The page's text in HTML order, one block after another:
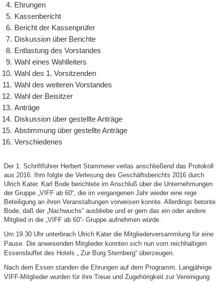
Ehrungen
Kassenbericht
Bericht der Kassenprüfer
Diskussion über Berichte
Entlastung des Vorstandes
Wahl eines Wahlleiters
Wahl des 1. Vorsitzenden
Wahl des weiteren Vorstandes
Wahl der Beisitzer
Anträge
Diskussion über gestellte Anträge
Abstimmung über gestellte Anträge
Verschiedenes
Der 1. Schriftführer Herbert Stammeier verlas anschließend das Protokoll
aus 2016. Ihm folgte die Verlesung des Geschäftsberichts 2016 durch
Ulrich Kater. Karl Bode berichtete im Anschluß über die Unternehmungen
der Gruppe „VIFF ab 60“, die im vergangenen Jahr wieder eine rege
Beteiligung an ihren Veranstaltungen vorweisen konnte. Allerdings betonte
Bode, daß der „Nachwuchs“ ausbliebe und er gern das ein oder andere
Mitglied in die „VIFF ab 60“- Gruppe aufnehmen würde.
Um 19.30 Uhr unterbrach Ulrich Kater die Mitgliederversammlung für eine
Pause. Die anwesenden Mitglieder konnten sich nun vom reichhaltigen
Essensbuffet des Hotels „ Zur Burg Sternberg“ überzeugen.
Nach dem Essen standen die Ehrungen auf dem Programm. Langjährige
VIFF-Mitglieder wurden für ihre Treue und Zugehörigkeit zur Vereinigung